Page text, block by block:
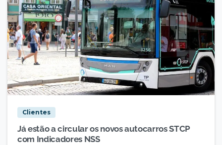
Clientes
Já estão a circular os novos autocarros STCP
com Indicadores NSS